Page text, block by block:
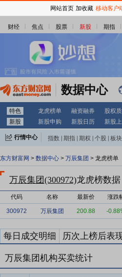
财经 焦点 股票 新股 期指
数据中心
特色 龙虎榜单 融资融券 股权
新股
新股申购 新股日历 新股
行情中心 指数 期指 期权 个股 板块
东方财富网 > 数据中心 > 万辰集团 > 龙虎榜单
万辰集团(300972)龙虎榜数据
代码 名称 最新价 涨跌
300972 万辰集团 200.88 -
每日成交明细 历次上榜后表
万辰集团机构买卖统计
网站首页 加收藏 移动客户